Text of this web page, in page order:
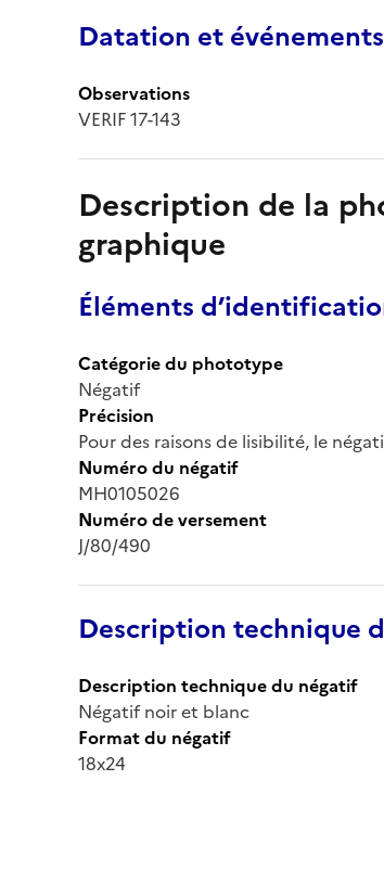
Datation et événements
Observations
VERIF 17-143
Description de la
graphique
Éléments
Catégorie du phototype
Négatif
Précision
Pour des raisons de lisibilité, le
Numéro du négatif
MH0105026
Numéro de versement
J/80/490
Description technique
Description technique du négatif
Négatif noir et blanc
Format du négatif
18x24